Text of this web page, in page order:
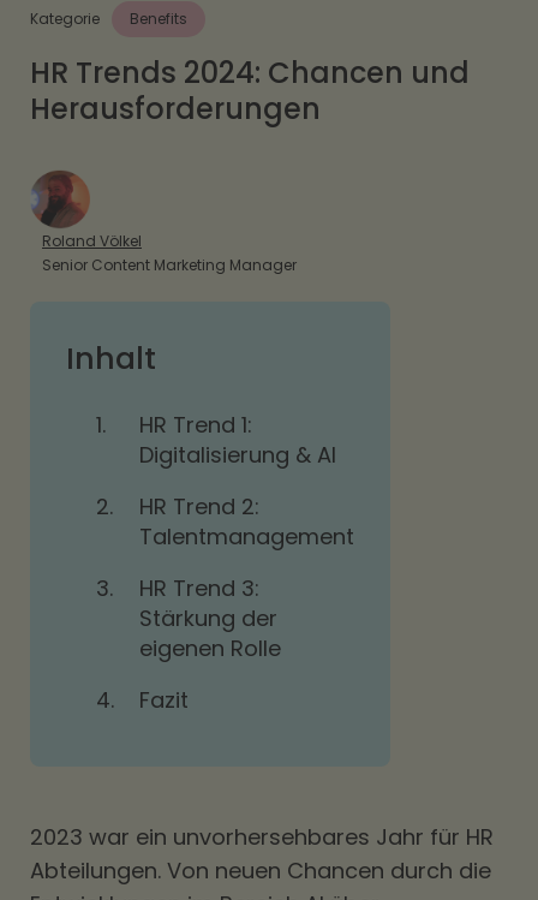
Kategorie
Benefits
HR Trends 2024: Chancen und
Herausforderungen
Roland Völkel
Senior Content Marketing Manager
Inhalt
1.
HR Trend 1:
Digitalisierung & AI
2.
HR Trend 2:
Talentmanagement
3.
HR Trend 3:
Stärkung der
eigenen Rolle
4.
Fazit
2023 war ein unvorhersehbares Jahr für HR
Abteilungen. Von neuen Chancen durch die